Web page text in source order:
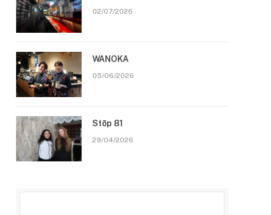
02/07/2026
WANOKA
05/06/2026
Stōp 81
29/04/2026